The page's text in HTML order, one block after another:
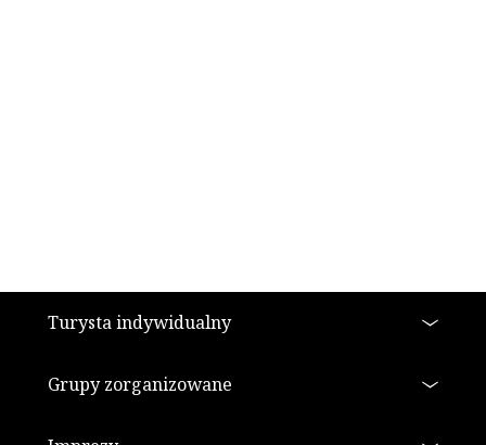
Stopka
Turysta indywidualny
Grupy zorganizowane